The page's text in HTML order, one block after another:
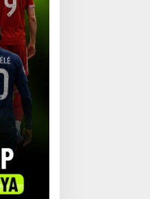
Perundingan Amerika Iran:
Akhir Atau Awal Babak
Baru?